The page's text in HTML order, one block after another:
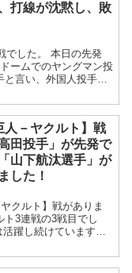
打線が沈黙し、敗
でした。 本日の先発
ームでのヤングマン投
言い、外国人投手の
人－ヤクルト】戦
田投手」が先発で
山下航汰選手」が
した！
クルト】戦がありま
3連戦の3戦目でし
躍し続けています。